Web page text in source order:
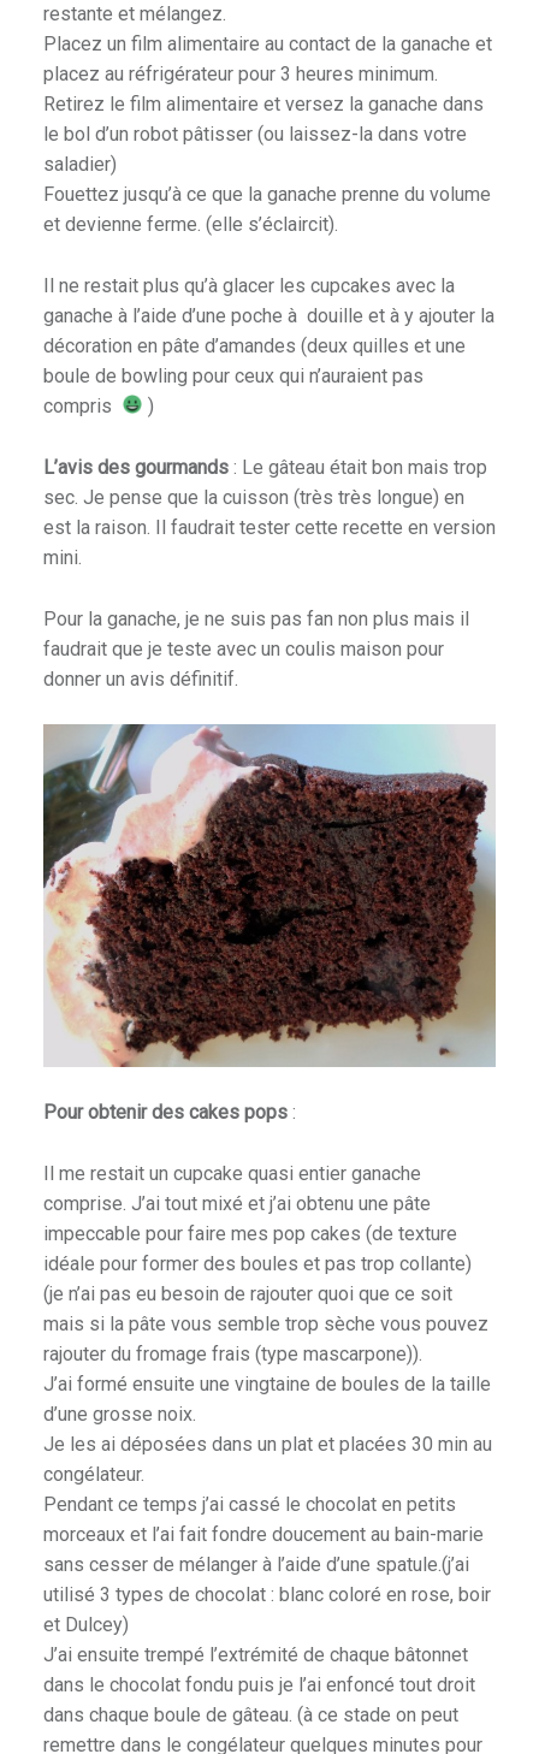
restante et mélangez.
Placez un film alimentaire au contact de la ganache et
placez au réfrigérateur pour 3 heures minimum.
Retirez le film alimentaire et versez la ganache dans
le bol d’un robot pâtisser (ou laissez-la dans votre
saladier)
Fouettez jusqu’à ce que la ganache prenne du volume
et devienne ferme. (elle s’éclaircit).
Il ne restait plus qu’à glacer les cupcakes avec la
ganache à l’aide d’une poche à douille et à y ajouter la
décoration en pâte d’amandes (deux quilles et une
boule de bowling pour ceux qui n’auraient pas
compris
)
L’avis des gourmands: Le gâteau était bon mais trop
sec. Je pense que la cuisson (très très longue) en
est la raison. Il faudrait tester cette recette en version
mini.
Pour la ganache, je ne suis pas fan non plus mais il
faudrait que je teste avec un coulis maison pour
donner un avis définitif.
Pour obtenir des cakes pops:
Il me restait un cupcake quasi entier ganache
comprise. J’ai tout mixé et j’ai obtenu une pâte
impeccable pour faire mes pop cakes (de texture
idéale pour former des boules et pas trop collante)
(je n’ai pas eu besoin de rajouter quoi que ce soit
mais si la pâte vous semble trop sèche vous pouvez
rajouter du fromage frais (type mascarpone)).
J’ai formé ensuite une vingtaine de boules de la taille
d’une grosse noix.
Je les ai déposées dans un plat et placées 30 min au
congélateur.
Pendant ce temps j’ai cassé le chocolat en petits
morceaux et l’ai fait fondre doucement au bain-marie
sans cesser de mélanger à l’aide d’une spatule.(j’ai
utilisé 3 types de chocolat : blanc coloré en rose, boir
et Dulcey)
J’ai ensuite trempé l’extrémité de chaque bâtonnet
dans le chocolat fondu puis je l’ai enfoncé tout droit
dans chaque boule de gâteau. (à ce stade on peut
remettre dans le congélateur quelques minutes pour